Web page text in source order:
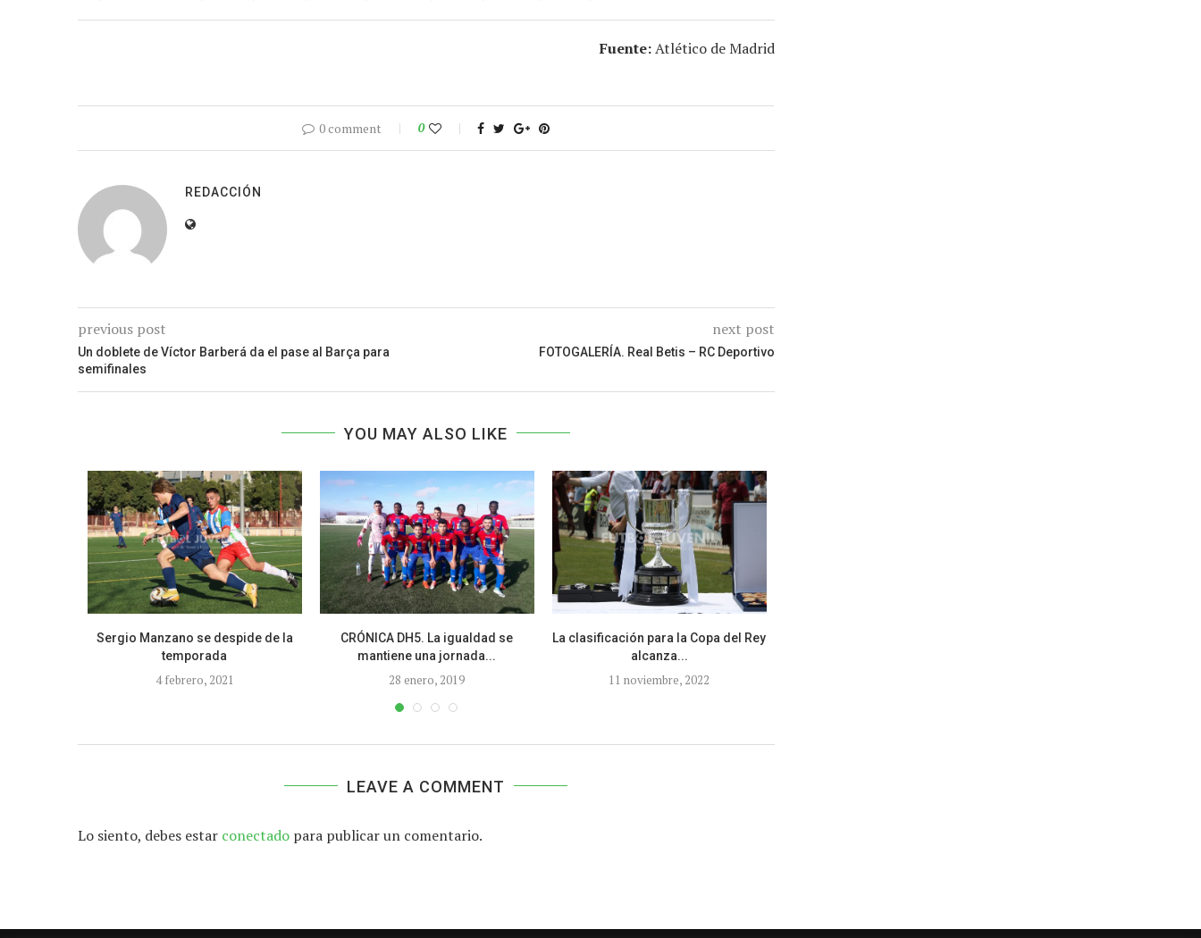
Fuente:Atlético de Madrid
0 comment 0
REDACCIÓN
previous post
Un doblete de Víctor Barberá da el pase al Barça para
semifinales
next post
FOTOGALERÍA. Real Betis – RC Deportivo
YOU MAY ALSO LIKE
Sergio Manzano se despide de la
temporada
4 febrero, 2021
CRÓNICA DH5. La igualdad se
mantiene una jornada...
28 enero, 2019
La clasificación para la Copa del Rey
alcanza...
11 noviembre, 2022
LEAVE A COMMENT
Lo siento, debes estar conectado para publicar un comentario.